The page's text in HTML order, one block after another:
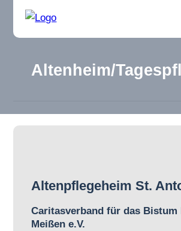
Altenheim/
Altenpflegeheim St.
Caritasverband für das Bistum
Meißen e.V.